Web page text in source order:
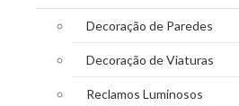
Decoração de Paredes
Decoração de Viaturas
Reclamos Luminosos